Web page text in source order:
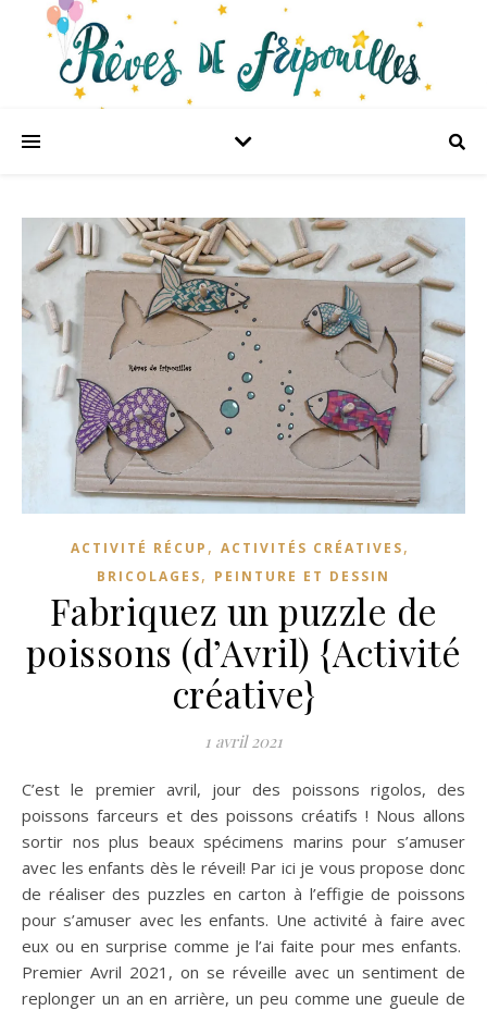
ACTIVITÉ RÉCUP , ACTIVITÉS CRÉATIVES,
BRICOLAGES, PEINTURE ET DESSIN
Fabriquez un puzzle de
poissons (d’Avril) {Activité
créative}
1 avril 2021
C’est le premier avril, jour des poissons rigolos, des
poissons farceurs et des poissons créatifs ! Nous allons
sortir nos plus beaux spécimens marins pour s’amuser
avec les enfants dès le réveil! Par ici je vous propose donc
de réaliser des puzzles en carton à l’effigie de poissons
pour s’amuser avec les enfants. Une activité à faire avec
eux ou en surprise comme je l’ai faite pour mes enfants.
Premier Avril 2021, on se réveille avec un sentiment de
replonger un an en arrière, un peu comme une gueule de